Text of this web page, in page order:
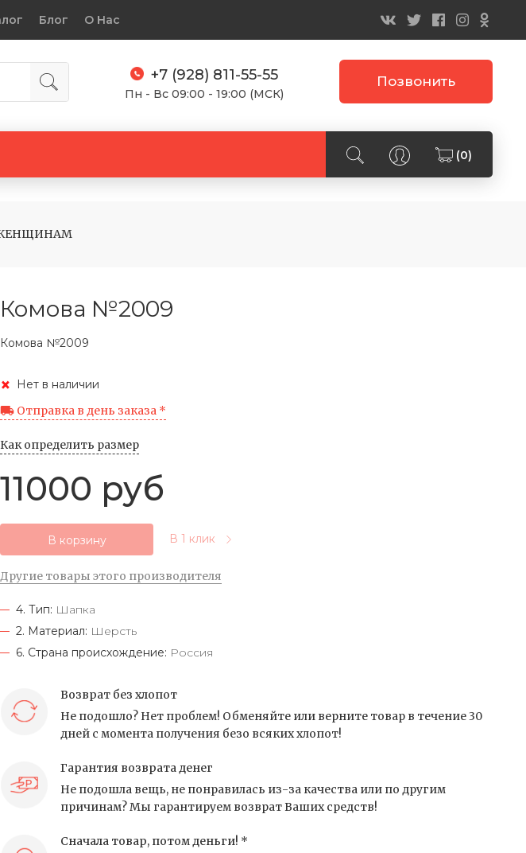
Блог О Нас
+7 (928) 811-55-55
Пн - Вс 09:00 - 19:00 (МСК)
Позвонить
(0)
Комова №2009
Комова №2009
Нет в наличии
Отправка в день заказа *
Как определить размер
11000 руб
В корзину В 1 клик
Другие товары этого производителя
4. Тип: Шапка
2. Материал: Шерсть
6. Страна происхождение: Россия
Возврат без хлопот
Не подошло? Нет проблем! Обменяйте или верните товар в течение 30
дней с момента получения безо всяких хлопот!
Гарантия возврата денег
Не подошла вещь, не понравилась из-за качества или по другим
причинам? Мы гарантируем возврат Ваших средств!
Сначала товар, потом деньги! *